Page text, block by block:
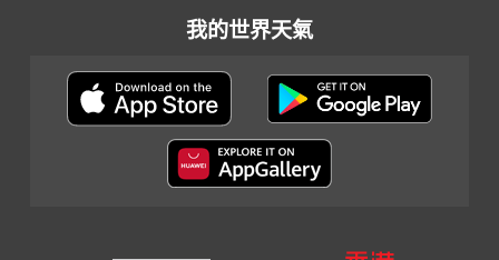
我的世界天氣